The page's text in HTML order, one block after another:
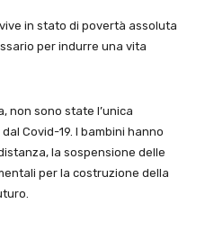
in stato di povertà assoluta
per indurre una vita
non sono state l’unica
Covid-19. I bambini hanno
la sospensione delle
per la costruzione della